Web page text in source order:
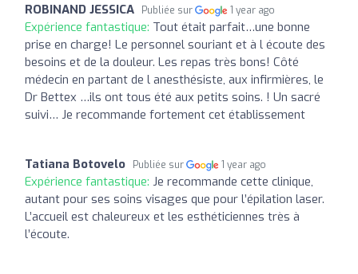
ROBINAND JESSICA Publiée sur 1 year ago
Expérience fantastique: Tout était parfait…une bonne
prise en charge! Le personnel souriant et à l écoute des
besoins et de la douleur. Les repas très bons! Côté
médecin en partant de l anesthésiste, aux infirmières, le
Dr Bettex …ils ont tous été aux petits soins. ! Un sacré
suivi… Je recommande fortement cet établissement
Tatiana Botovelo Publiée sur 1 year ago
Expérience fantastique: Je recommande cette clinique,
autant pour ses soins visages que pour l’épilation laser.
L’accueil est chaleureux et les esthéticiennes très à
l’écoute.